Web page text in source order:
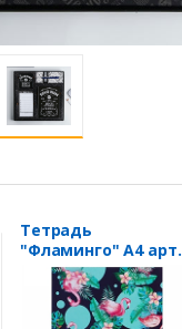
Тетрадь
"Фламинго" А4 арт.
4180605